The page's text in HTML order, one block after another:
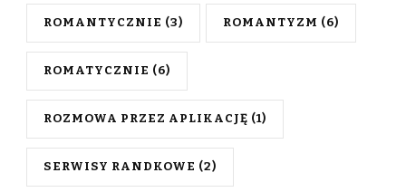
ROMANTYCZNIE (3) ROMANTYZM (6)
ROMATYCZNIE (6)
ROZMOWA PRZEZ APLIKACJĘ (1)
SERWISY RANDKOWE (2)